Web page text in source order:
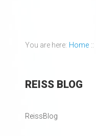
You are here: Home ::
REISSBLOG
ReissBlog